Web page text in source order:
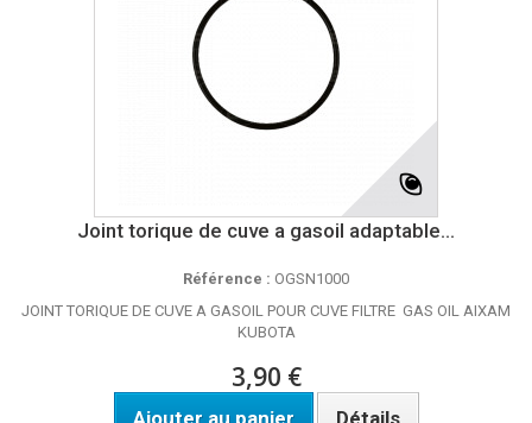
Joint torique de cuve a gasoil adaptable...
Référence : OGSN1000
JOINT TORIQUE DE CUVE A GASOIL POUR CUVE FILTRE GAS OIL AIXAM
KUBOTA
3,90 €
Ajouter au panier Détails